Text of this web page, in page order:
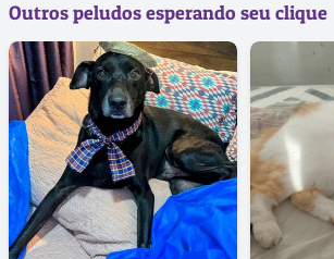
Outros peludos esperando seu clique